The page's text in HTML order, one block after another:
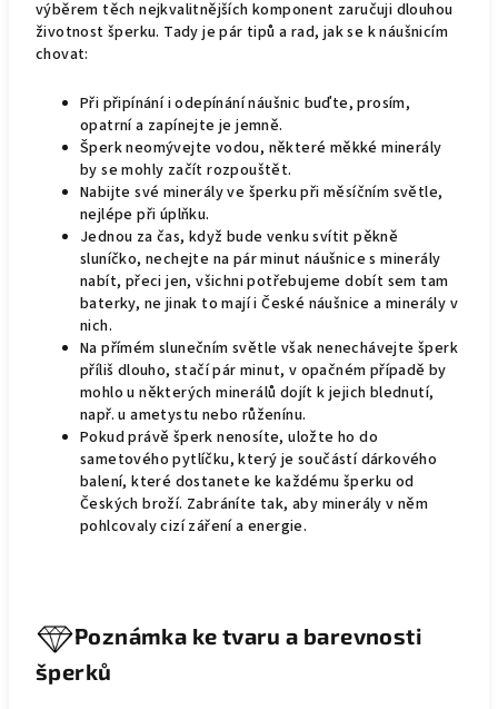
výběrem těch nejkvalitnějších komponent zaručuji dlouhou
životnost šperku. Tady je pár tipů a rad, jak se k náušnicím
chovat:
Při připínání i odepínání náušnic buďte, prosím,
opatrní a zapínejte je jemně.
Šperk neomývejte vodou, některé měkké minerály
by se mohly začít rozpouštět.
Nabijte své minerály ve šperku při měsíčním světle,
nejlépe při úplňku.
Jednou za čas, když bude venku svítit pěkně
sluníčko, nechejte na pár minut náušnice s minerály
nabít, přeci jen, všichni potřebujeme dobít sem tam
baterky, ne jinak to mají i České náušnice a minerály v
nich.
Na přímém slunečním světle však nenechávejte šperk
příliš dlouho, stačí pár minut, v opačném případě by
mohlo u některých minerálů dojít k jejich blednutí,
např. u ametystu nebo růženínu.
Pokud právě šperk nenosíte, uložte ho do
sametového pytlíčku, který je součástí dárkového
balení, které dostanete ke každému šperku od
Českých broží. Zabráníte tak, aby minerály v něm
pohlcovaly cizí záření a energie.
Poznámka ke tvaru a barevnosti
šperků